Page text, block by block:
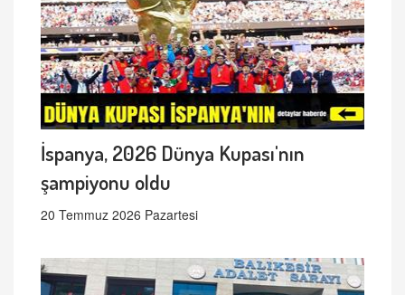
İspanya, 2026 Dünya Kupası'nın
şampiyonu oldu
20 Temmuz 2026 Pazartesi